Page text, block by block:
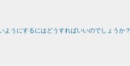
うにするにはどうすればいいのでしょうか？